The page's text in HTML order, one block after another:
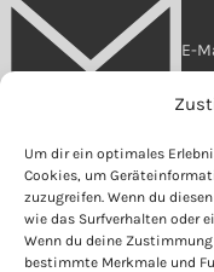
Um dir ein optimales
Cookies, um
zuzugreifen. Wenn du
wie das Surfverhalten oder
Wenn du deine
bestimmte Merkmale und
E-
OFFIZIELLES